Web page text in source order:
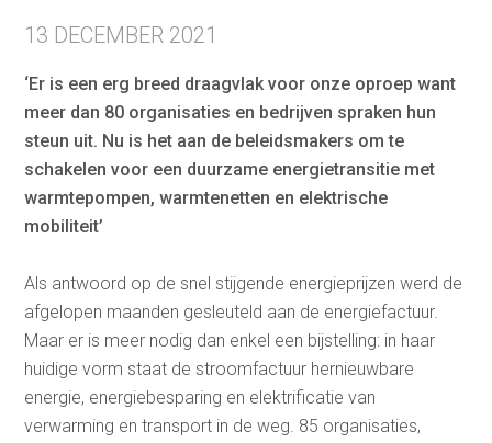
13 DECEMBER 2021
‘Er is een erg breed draagvlak voor onze oproep want
meer dan 80 organisaties en bedrijven spraken hun
steun uit. Nu is het aan de beleidsmakers om te
schakelen voor een duurzame energietransitie met
warmtepompen, warmtenetten en elektrische
mobiliteit’
Als antwoord op de snel stijgende energieprijzen werd de
afgelopen maanden gesleuteld aan de energiefactuur.
Maar er is meer nodig dan enkel een bijstelling: in haar
huidige vorm staat de stroomfactuur hernieuwbare
energie, energiebesparing en elektrificatie van
verwarming en transport in de weg. 85 organisaties,